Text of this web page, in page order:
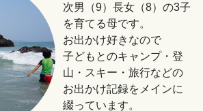
次男（9）長女（8）の3子
を育てる母です。
お出かけ好きなので
子どもとのキャンプ・登
山・スキー・旅行などの
お出かけ記録をメインに
綴っています。